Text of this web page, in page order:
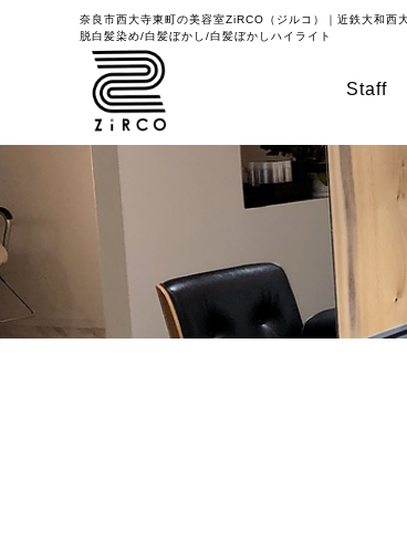
奈良市西大寺東町の美容室ZiRCO（ジルコ）｜近鉄大和西
脱白髪染め/白髪ぼかし/白髪ぼかしハイライト
Staff